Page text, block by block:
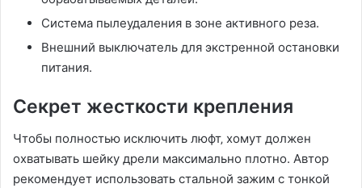
Система пылеудаления в зоне активного реза.
Внешний выключатель для экстренной остановки
питания.
Секрет жесткости крепления
Чтобы полностью исключить люфт‚ хомут должен
охватывать шейку дрели максимально плотно. Автор
рекомендует использовать стальной зажим с тонкой